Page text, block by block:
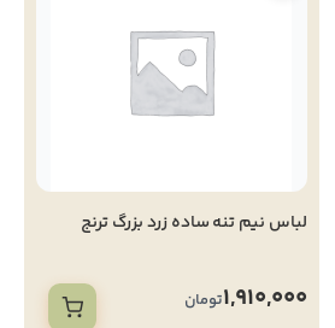
لباس نیم تنه ساده زرد بزرگ ترنج
1,910,000تومان